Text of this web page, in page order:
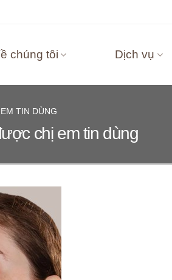
chúng tôi Dịch vụ
TIN DÙNG
chị em tin dùng